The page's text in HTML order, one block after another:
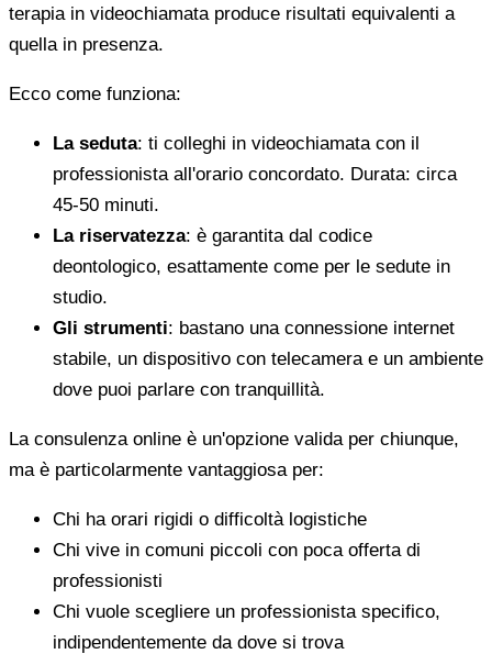
terapia in videochiamata produce risultati equivalenti a
quella in presenza.
Ecco come funziona:
La seduta: ti colleghi in videochiamata con il
professionista all'orario concordato. Durata: circa
45-50 minuti.
La riservatezza: è garantita dal codice
deontologico, esattamente come per le sedute in
studio.
Gli strumenti: bastano una connessione internet
stabile, un dispositivo con telecamera e un ambiente
dove puoi parlare con tranquillità.
La consulenza online è un'opzione valida per chiunque,
ma è particolarmente vantaggiosa per:
Chi ha orari rigidi o difficoltà logistiche
Chi vive in comuni piccoli con poca offerta di
professionisti
Chi vuole scegliere un professionista specifico,
indipendentemente da dove si trova